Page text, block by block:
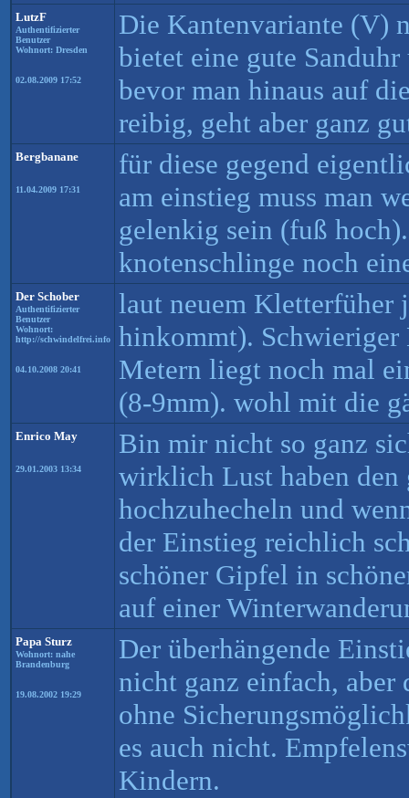
LutzF
Authentifizierter
Benutzer
Wohnort: Dresden
02.08.2009 17:52
Die Kantenvariante (V)
bietet eine gute
bevor man hinaus auf
reibig, geht aber ganz
Bergbanane
11.04.2009 17:31
für diese gegend
am einstieg muss man
gelenkig sein (fuß
knotenschlinge noch
Der Schober
Authentifizierter
Benutzer
Wohnort:
http://schwindelfrei.info
04.10.2008 20:41
laut neuem Kletterfüher
hinkommt). Schwieriger
Metern liegt noch mal
(8-9mm). wohl mit die
Enrico May
29.01.2003 13:34
Bin mir nicht so ganz
wirklich Lust haben den
hochzuhecheln und
der Einstieg reichlich
schöner Gipfel in
auf einer
Papa Sturz
Wohnort: nahe
Brandenburg
19.08.2002 19:29
Der überhängende
nicht ganz einfach, aber
ohne
es auch nicht.
Kindern.